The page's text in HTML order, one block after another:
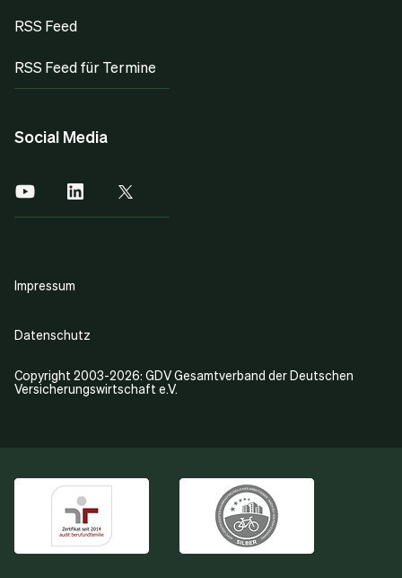
RSS Feed
RSS Feed für Termine
Social Media
Copyright 2003-2026: GDV Gesamtverband der Deutschen
Versicherungswirtschaft e.V.
Impressum
Datenschutz